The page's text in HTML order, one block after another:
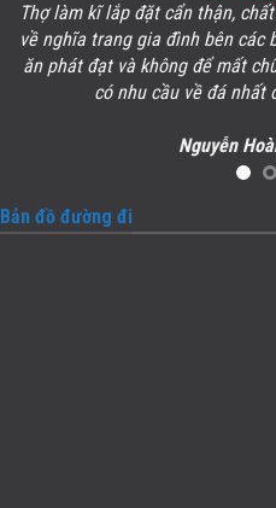
Thợ làm kĩ lắp đặt cẩn thận,
về nghĩa trang gia đìnhbên các
ăn phát đạt và không để mất
có nhu cầu về đá nhất
Nguyễn
Bản đồ đường đi